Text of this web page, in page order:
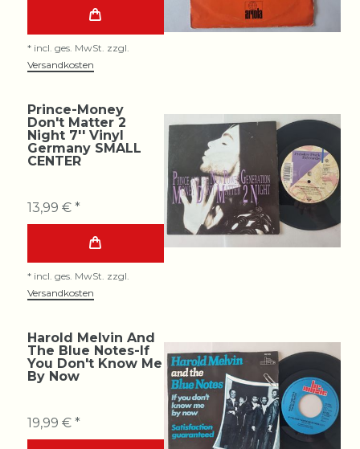
* incl. ges. MwSt. zzgl.
Versandkosten
Prince-Money
Don't Matter 2
Night 7'' Vinyl
Germany SMALL
CENTER
13,99 € *
* incl. ges. MwSt. zzgl.
Versandkosten
Harold Melvin And
The Blue Notes-If
You Don't Know Me
By Now
19,99 € *